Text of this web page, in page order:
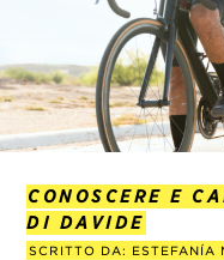
CONOSCERE E
DI DAVIDE
SCRITTO DA: ESTEFANÍA